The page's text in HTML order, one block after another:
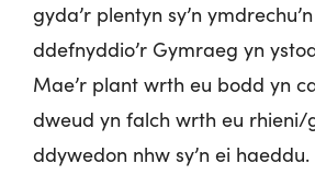
gyda’r plentyn sy’n
ddefnyddio’r Gymraeg yn
Mae’r plant wrth eu bodd yn
dweud yn falch wrth eu
ddywedon nhw sy’n ei